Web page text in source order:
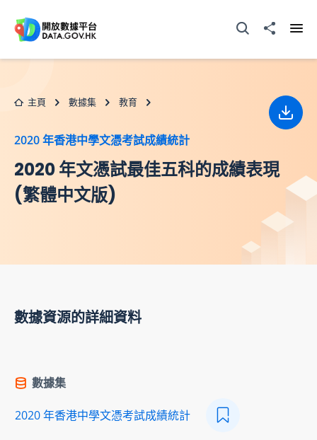
打開搜尋器分享至
主頁 數據集 教育
2020 年香港中學文憑考試成績統計
2020 年文憑試最佳五科的成績表現
(繁體中文版)
下載
數據資源的詳細資料
數據集
2020 年香港中學文憑考試成績統計